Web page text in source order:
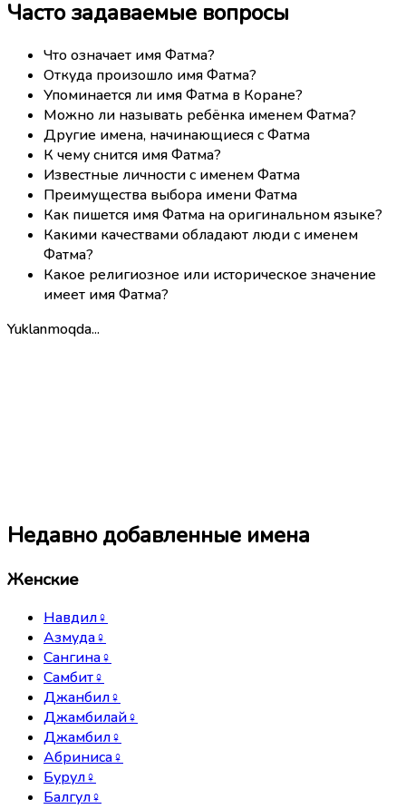
Часто задаваемые вопросы
Что означает имя Фатма?
Откуда произошло имя Фатма?
Упоминается ли имя Фатма в Коране?
Можно ли называть ребёнка именем Фатма?
Другие имена, начинающиеся с Фатма
К чему снится имя Фатма?
Известные личности с именем Фатма
Преимущества выбора имени Фатма
Как пишется имя Фатма на оригинальном языке?
Какими качествами обладают люди с именем
Фатма?
Какое религиозное или историческое значение
имеет имя Фатма?
Yuklanmoqda...
Недавно добавленные имена
Женские
Навдил♀
Азмуда♀
Сангина♀
Самбит♀
Джанбил♀
Джамбилай♀
Джамбил♀
Абриниса♀
Бурул♀
Балгул♀